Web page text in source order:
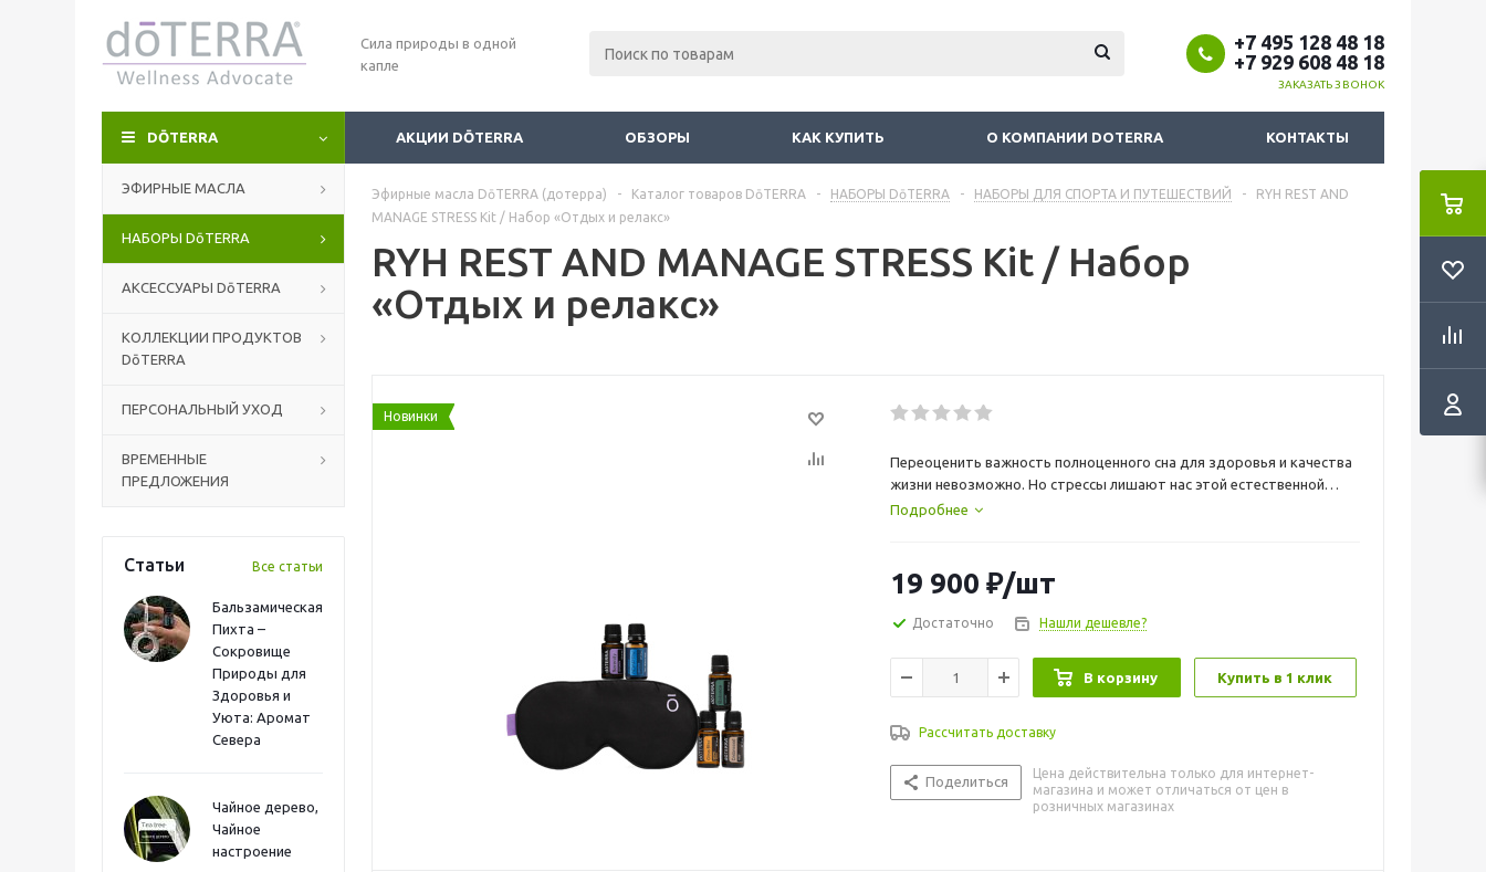
Сила природы в одной
капле
+7 495 128 48 18
+7 929 608 48 18
ЗАКАЗАТЬ ЗВОНОК
DŌTERRA АКЦИИ DŌTERRA ОБЗОРЫ КАК КУПИТЬ О КОМПАНИИ DOTERRA КОНТАКТЫ
ЭФИРНЫЕ МАСЛА
НАБОРЫ DōTERRA
АКСЕССУАРЫ DōTERRA
КОЛЛЕКЦИИ ПРОДУКТОВ
DōTERRA
ПЕРСОНАЛЬНЫЙ УХОД
ВРЕМЕННЫЕ
ПРЕДЛОЖЕНИЯ
Статьи Все статьи
Бальзамическая
Пихта –
Сокровище
Природы для
Здоровья и
Уюта: Аромат
Севера
Чайное дерево,
Чайное
настроение
Эфирные масла DōTERRA (дотерра) - Каталог товаров DōTERRA - НАБОРЫ DōTERRA - НАБОРЫ ДЛЯ СПОРТА И ПУТЕШЕСТВИЙ -
RYH REST AND
MANAGE STRESS Kit / Набор «Отдых и релакс»
RYH REST AND MANAGE STRESS Kit / Набор
«Отдых и релакс»
Новинки
Переоценить важность полноценного сна для здоровья и качества
жизни невозможно. Но стрессы лишают нас этой естественной
возможности обновить организм и зарядиться энергией. Возьмем
Подробнее
19 900 ₽/шт
Достаточно Нашли дешевле?
В корзину Купить в 1 клик
Рассчитать доставку
Поделиться
Цена действительна только для интернет-
магазина и может отличаться от цен в
розничных магазинах